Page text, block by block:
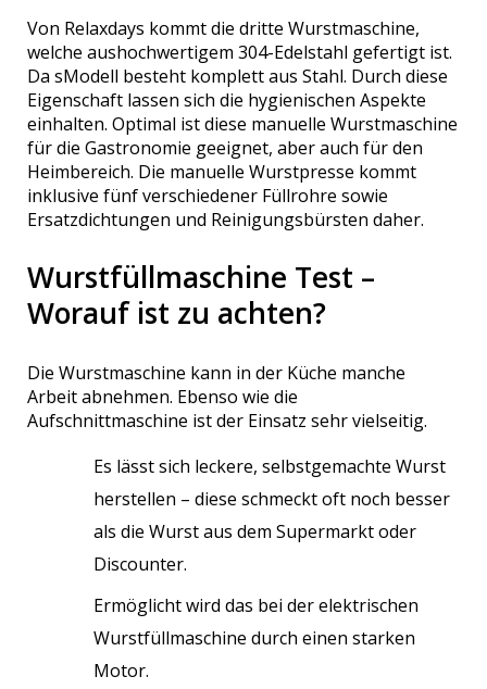
Von Relaxdays kommt die dritte Wurstmaschine,
welche aushochwertigem 304-Edelstahl gefertigt ist.
Da sModell besteht komplett aus Stahl. Durch diese
Eigenschaft lassen sich die hygienischen Aspekte
einhalten. Optimal ist diese manuelle Wurstmaschine
für die Gastronomie geeignet, aber auch für den
Heimbereich. Die manuelle Wurstpresse kommt
inklusive fünf verschiedener Füllrohre sowie
Ersatzdichtungen und Reinigungsbürsten daher.
Wurstfüllmaschine Test –
Worauf ist zu achten?
Die Wurstmaschine kann in der Küche manche
Arbeit abnehmen. Ebenso wie die
Aufschnittmaschine ist der Einsatz sehr vielseitig.
Es lässt sich leckere, selbstgemachte Wurst
herstellen – diese schmeckt oft noch besser
als die Wurst aus dem Supermarkt oder
Discounter.
Ermöglicht wird das bei der elektrischen
Wurstfüllmaschine durch einen starken
Motor.